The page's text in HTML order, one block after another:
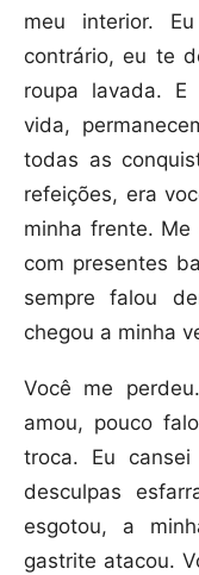
meu interior.
contrário, eu te
roupa lavada.
vida,
todas as
refeições, era
minha frente. Me
com presentes
sempre falou
chegou a minha
Você me
amou, pouco
troca. Eu
desculpas
esgotou, a
gastrite atacou.